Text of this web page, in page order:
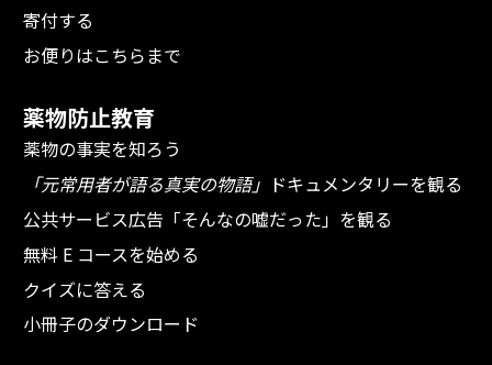
寄付する
お便りはこちらまで
薬物防止教育
薬物の事実を知ろう
「元常用者が語る真実の物語」 ドキュメンタリーを観る
公共サービス広告「そんなの嘘だった」を観る
無料 E コースを始める
クイズに答える
小冊子のダウンロード